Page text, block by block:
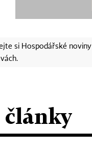
si Hospodářské noviny
články